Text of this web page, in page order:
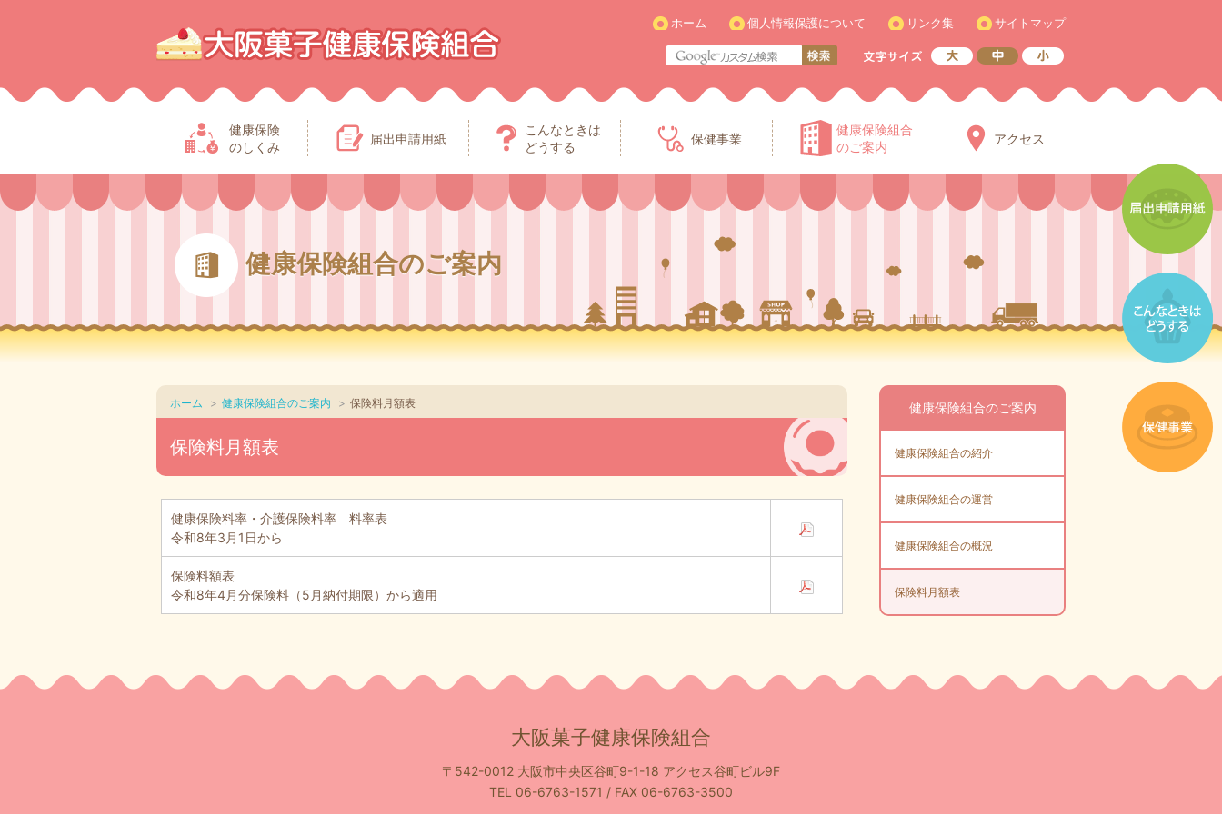
ホーム 個人情報保護について リンク集 サイトマップ
健康保険
のしくみ
届出申請用紙
こんなときは
どうする
保健事業
健康保険組合
のご案内
アクセス
健康保険組合のご案内
ホーム 健康保険組合のご案内 保険料月額表
保険料月額表
健康保険料率・介護保険料率 料率表
令和8年3月1日から
保険料額表
令和8年4月分保険料（5月納付期限）から適用
健康保険組合のご案内
健康保険組合の紹介
健康保険組合の運営
健康保険組合の概況
保険料月額表
大阪菓子健康保険組合
〒542-0012 大阪市中央区谷町9-1-18 アクセス谷町ビル9F
TEL 06-6763-1571 / FAX 06-6763-3500